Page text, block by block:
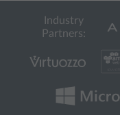
Industry
Partners: